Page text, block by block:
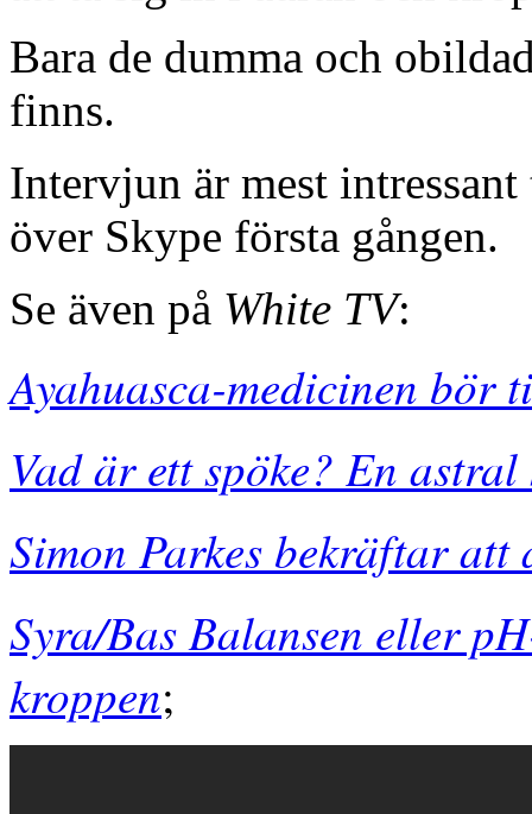
Bara de dumma och
finns.
Intervjun är mest
över Skype första gången.
Se även på White TV:
Ayahuasca-medicinen bör
Vad är ett spöke? En
Simon Parkes bekräftar
Syra/Bas Balansen eller
kroppen;